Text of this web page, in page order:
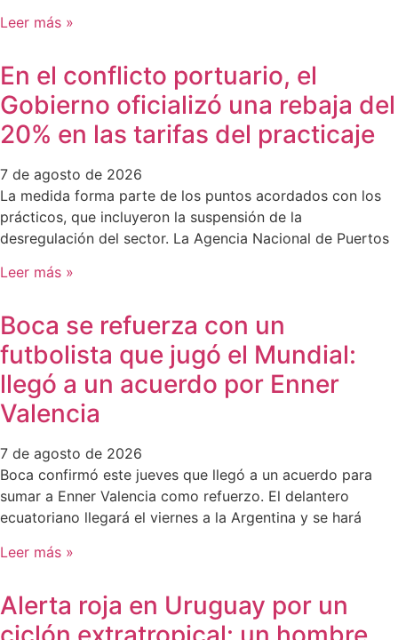
Leer más »
En el conflicto portuario, el
Gobierno oficializó una rebaja del
20% en las tarifas del practicaje
7 de agosto de 2026
La medida forma parte de los puntos acordados con los
prácticos, que incluyeron la suspensión de la
desregulación del sector. La Agencia Nacional de Puertos
Leer más »
Boca se refuerza con un
futbolista que jugó el Mundial:
llegó a un acuerdo por Enner
Valencia
7 de agosto de 2026
Boca confirmó este jueves que llegó a un acuerdo para
sumar a Enner Valencia como refuerzo. El delantero
ecuatoriano llegará el viernes a la Argentina y se hará
Leer más »
Alerta roja en Uruguay por un